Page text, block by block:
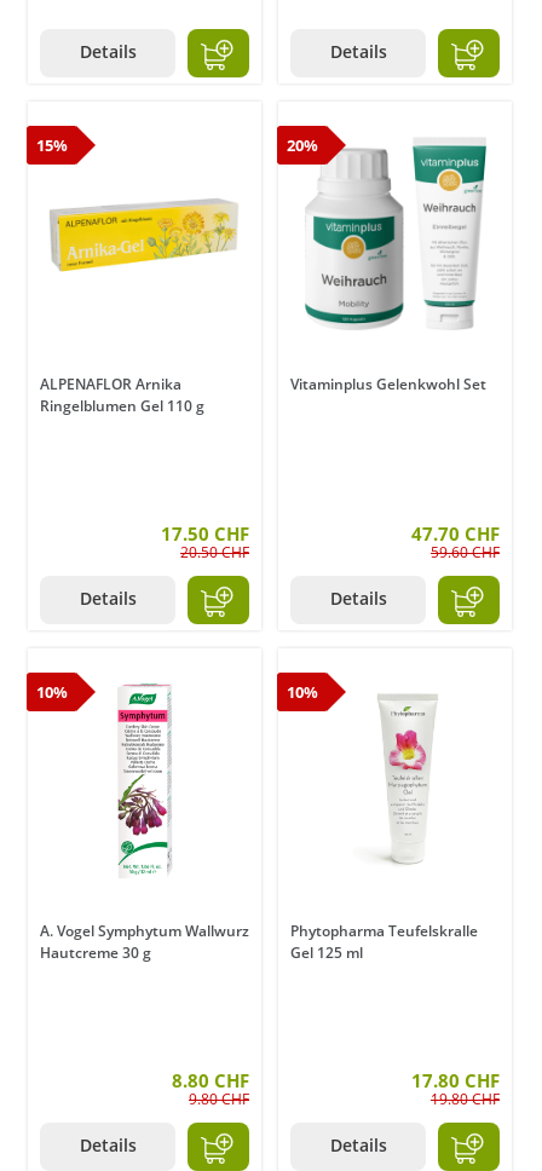
Details Details
15%
ALPENAFLOR Arnika
Ringelblumen Gel 110 g
17.50 CHF
20.50 CHF
Details
20%
Vitaminplus Gelenkwohl Set
47.70 CHF
59.60 CHF
Details
10%
A. Vogel Symphytum Wallwurz
Hautcreme 30 g
8.80 CHF
9.80 CHF
Details
10%
Phytopharma Teufelskralle
Gel 125 ml
17.80 CHF
19.80 CHF
Details